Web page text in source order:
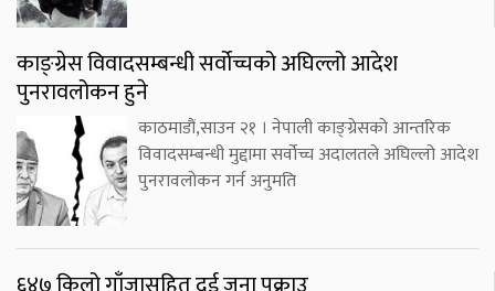
काङ्ग्रेस विवादसम्बन्धी सर्वोच्चको अघिल्लो आदेश
पुनरावलोकन हुने
काठमाडौं,साउन २१ । नेपाली काङ्ग्रेसको आन्तरिक
विवादसम्बन्धी मुद्दामा सर्वोच्च अदालतले अघिल्लो आदेश
पुनरावलोकन गर्न अनुमति